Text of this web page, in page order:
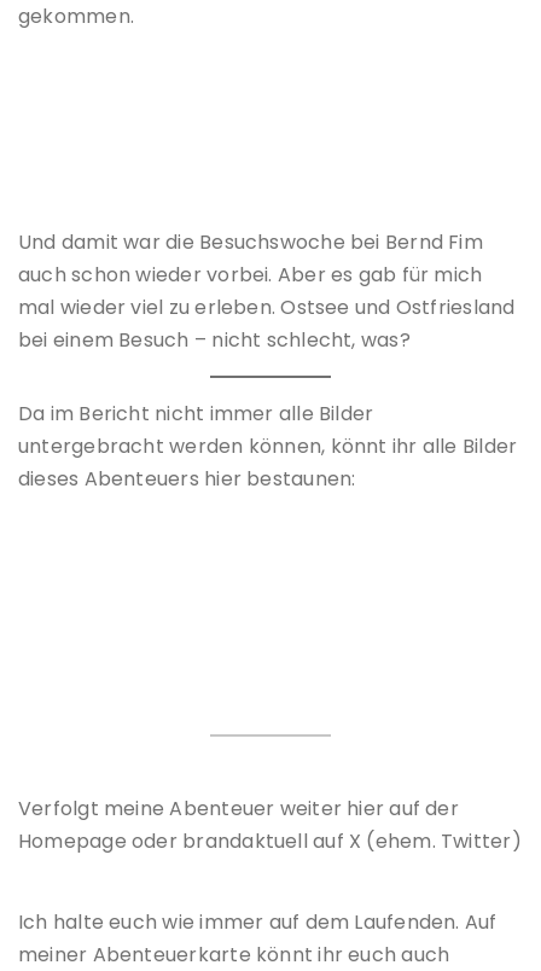
gekommen.
Und damit war die Besuchswoche bei Bernd Fim
auch schon wieder vorbei. Aber es gab für mich
mal wieder viel zu erleben. Ostsee und Ostfriesland
bei einem Besuch – nicht schlecht, was?
Da im Bericht nicht immer alle Bilder
untergebracht werden können, könnt ihr alle Bilder
dieses Abenteuers hier bestaunen:
Verfolgt meine Abenteuer weiter hier auf der
Homepage oder brandaktuell auf X (ehem. Twitter)
Ich halte euch wie immer auf dem Laufenden. Auf
meiner Abenteuerkarte könnt ihr euch auch